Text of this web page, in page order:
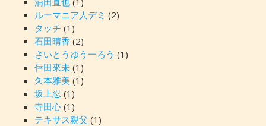
ルーマニア人デミ (2)
タッチ (1)
石田晴香 (2)
さいとうゆう一ろう (1)
倖田來未(1)
久本雅美(1)
坂上忍 (1)
寺田心(1)
テキサス親父 (1)